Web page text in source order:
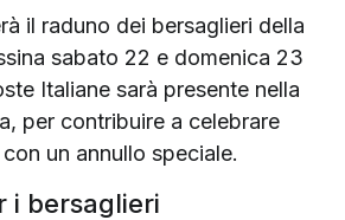
il raduno dei bersaglieri della
sabato 22 e domenica 23
Italiane sarà presente nella
per contribuire a celebrare
un annullo speciale.
i bersaglieri